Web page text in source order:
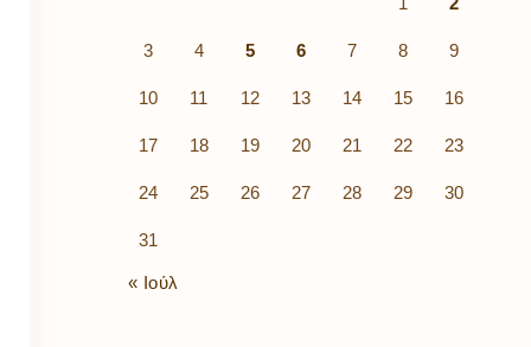
3 4 5 6 7 8 9
10 11 12 13 14 15 16
17 18 19 20 21 22 23
24 25 26 27 28 29 30
31
« Ιούλ